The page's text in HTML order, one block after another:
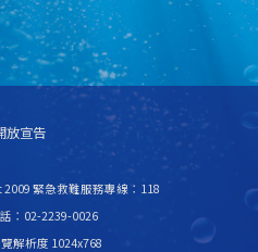
放宣告
緊急救難服務專線：118
：02-2239-0026
解析度 1024x768